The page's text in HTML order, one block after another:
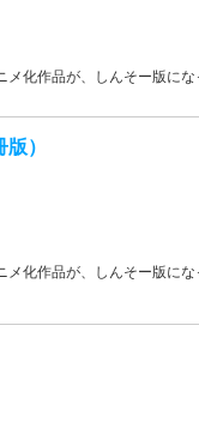
メ化作品が、しんそー版に
）
化作品が、しんそー版にな